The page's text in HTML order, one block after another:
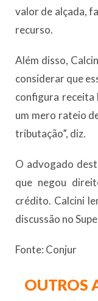
valor de alçada,
recurso.
Além disso,
considerar que
configura receita
um mero rateio
tributação”, diz.
O advogado
que negou
crédito. Calcini
discussão no
Fonte: Conjur
OUTROS